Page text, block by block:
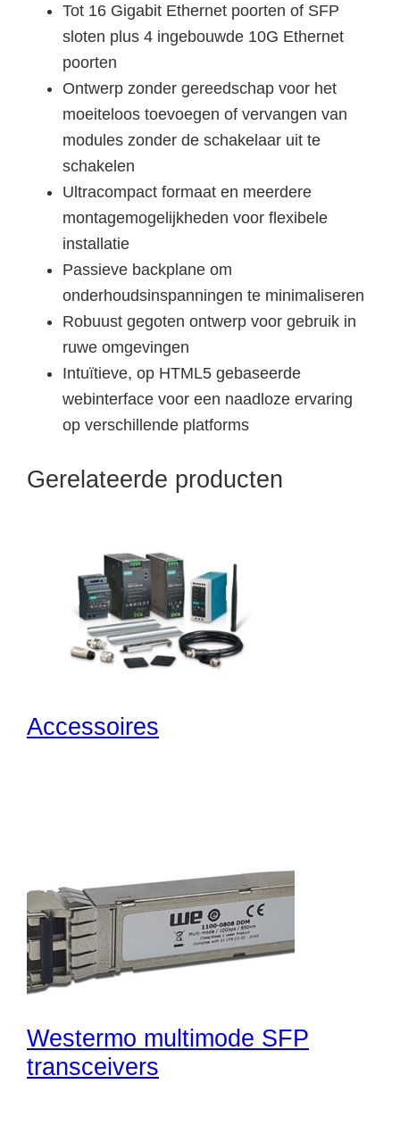
Tot 16 Gigabit Ethernet poorten of SFP
sloten plus 4 ingebouwde 10G Ethernet
poorten
Ontwerp zonder gereedschap voor het
moeiteloos toevoegen of vervangen van
modules zonder de schakelaar uit te
schakelen
Ultracompact formaat en meerdere
montagemogelijkheden voor flexibele
installatie
Passieve backplane om
onderhoudsinspanningen te minimaliseren
Robuust gegoten ontwerp voor gebruik in
ruwe omgevingen
Intuïtieve, op HTML5 gebaseerde
webinterface voor een naadloze ervaring
op verschillende platforms
Gerelateerde producten
Accessoires
Westermo multimode SFP
transceivers